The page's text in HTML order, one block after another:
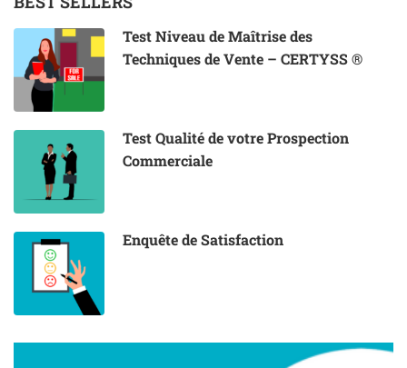
Test Niveau de Maîtrise des
Techniques de Vente – CERTYSS ®
Test Qualité de votre Prospection
Commerciale
Enquête de Satisfaction